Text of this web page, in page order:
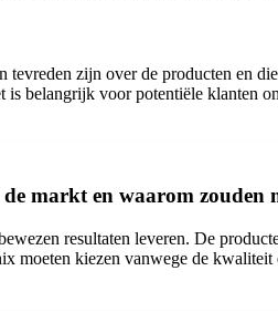
tevreden zijn over de producten en
belangrijk voor potentiële klanten
markt en waarom zouden
resultaten leveren. De
moeten kiezen vanwege de